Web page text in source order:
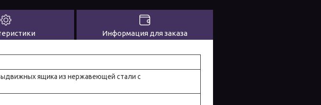
Информация для заказа
ящика из нержавеющей стали с